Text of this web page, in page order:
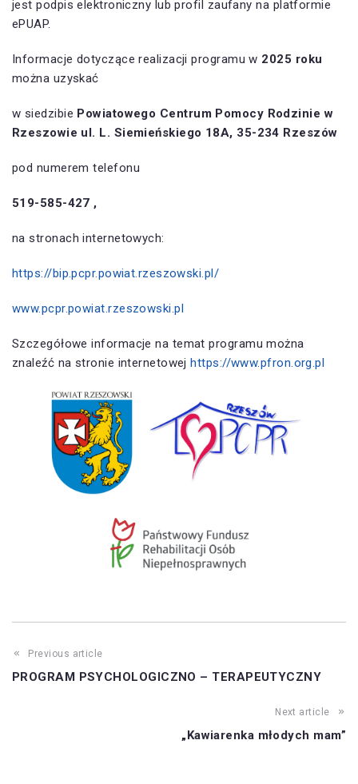
jest podpis elektroniczny lub profil zaufany na platformie
ePUAP.
Informacje dotyczące realizacji programu w 2025 roku
można uzyskać
w siedzibie Powiatowego Centrum Pomocy Rodzinie w
Rzeszowie ul. L. Siemieńskiego 18A, 35-234 Rzeszów
pod numerem telefonu
519-585-427 ,
na stronach internetowych:
https://bip.pcpr.powiat.rzeszowski.pl/
www.pcpr.powiat.rzeszowski.pl
Szczegółowe informacje na temat programu można
znaleźć na stronie internetowejhttps://www.pfron.org.pl
Previous article
PROGRAM PSYCHOLOGICZNO – TERAPEUTYCZNY
Next article
„Kawiarenka młodych mam”